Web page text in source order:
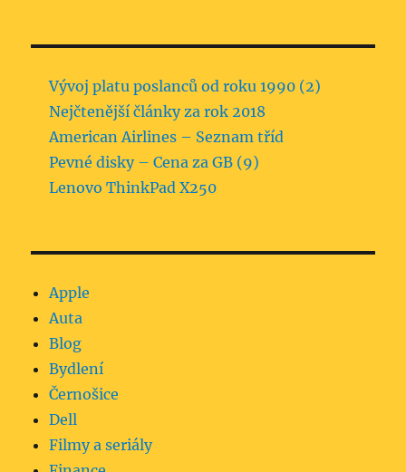
Vývoj platu poslanců od roku 1990 (2)
Nejčtenější články za rok 2018
American Airlines – Seznam tříd
Pevné disky – Cena za GB (9)
Lenovo ThinkPad X250
Apple
Auta
Blog
Bydlení
Černošice
Dell
Filmy a seriály